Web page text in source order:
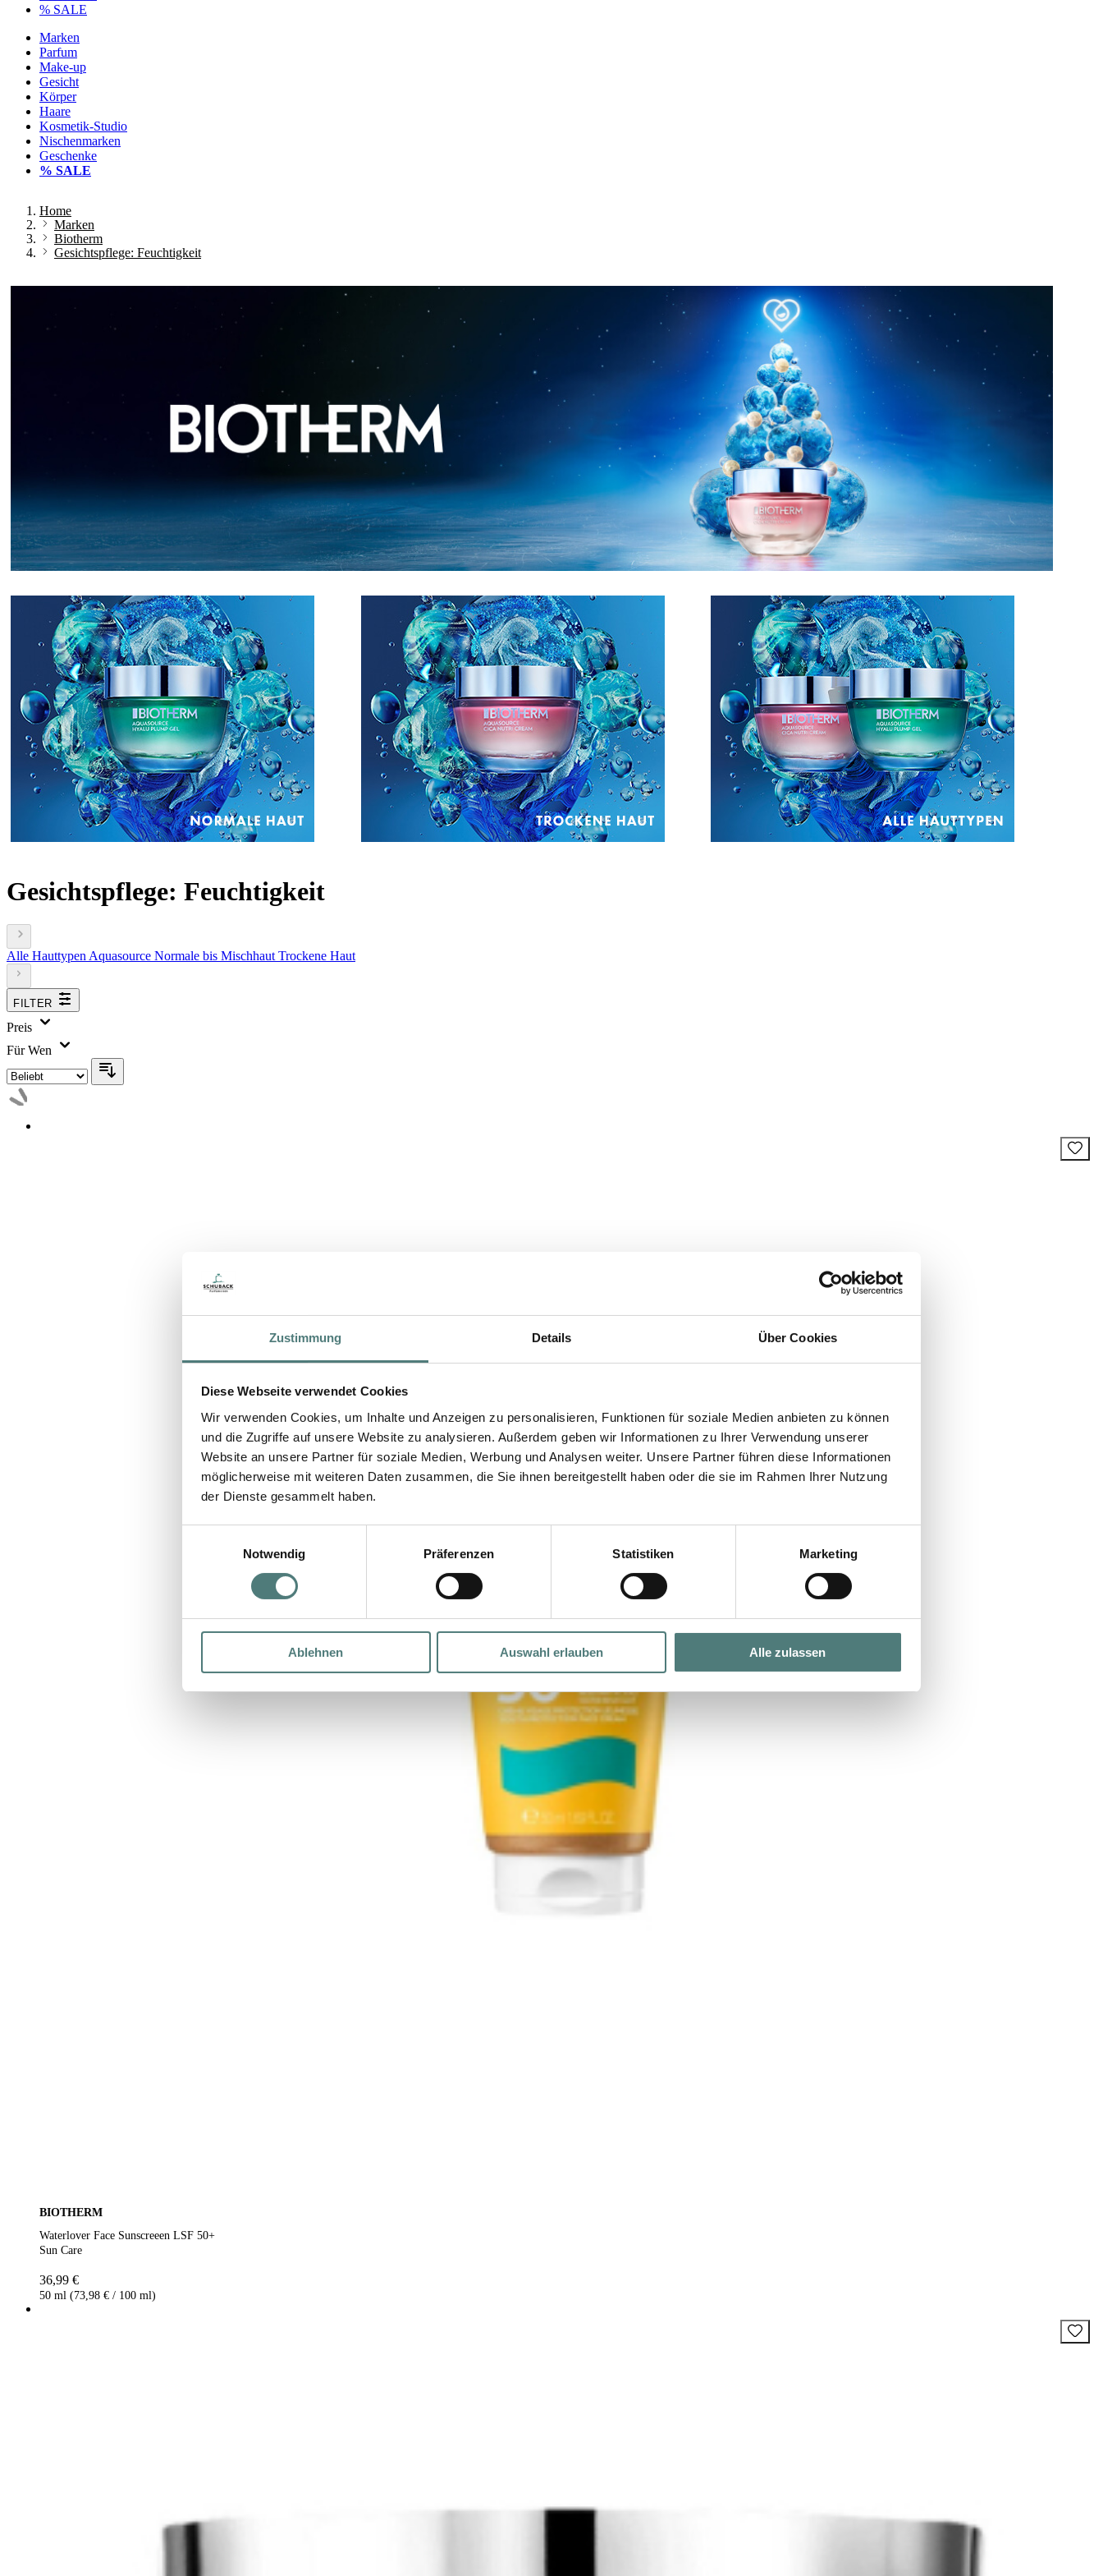
Zustimmung Details Über Cookies
Diese Webseite verwendet Cookies
Wir verwenden Cookies, um Inhalte und Anzeigen zu personalisieren, Funktionen für soziale Medien anbieten zu können
und die Zugriffe auf unsere Website zu analysieren. Außerdem geben wir Informationen zu Ihrer Verwendung unserer
Website an unsere Partner für soziale Medien, Werbung und Analysen weiter. Unsere Partner führen diese Informationen
möglicherweise mit weiteren Daten zusammen, die Sie ihnen bereitgestellt haben oder die sie im Rahmen Ihrer Nutzung
der Dienste gesammelt haben.
Notwendig
Präferenzen Statistiken Marketing
Ablehnen Auswahl erlauben Alle zulassen
% SALE
Marken
Parfum
Make-up
Gesicht
Körper
Haare
Kosmetik-Studio
Nischenmarken
Geschenke
% SALE
Home
Marken
Biotherm
Gesichtspflege: Feuchtigkeit
Gesichtspflege: Feuchtigkeit
Alle Hauttypen Aquasource Normale bis Mischhaut Trockene Haut
FILTER
Preis
Für Wen
BIOTHERM
Waterlover Face Sunscreeen LSF 50+
Sun Care
36,99 €
50 ml (73,98 € / 100 ml)